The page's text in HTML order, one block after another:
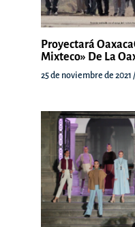
Proyectará
Mixteco» De La
25 de noviembre de 2021 /